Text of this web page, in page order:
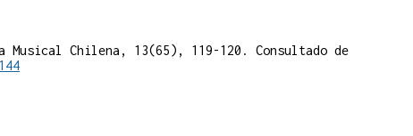
Chilena, 13(65), 119-120. Consultado de